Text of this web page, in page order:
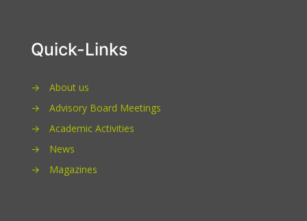
Quick-Links
→
About us
→
Advisory Board Meetings
→
Academic Activities
→
News
→
Magazines